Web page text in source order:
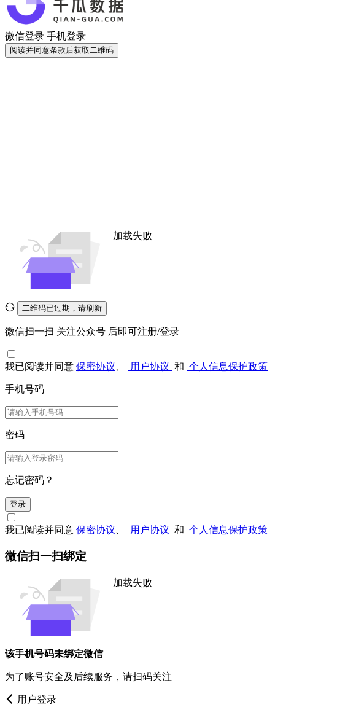
微信登录 手机登录
阅读并同意条款后获取二维码
加载失败
二维码已过期，请刷新
微信扫一扫 关注公众号 后即可注册/登录
我已阅读并同意 保密协议 用户协议 和 个人信息保护政策
手机号码
密码
忘记密码？
登录
我已阅读并同意 保密协议 用户协议 和 个人信息保护政策
微信扫一扫绑定
加载失败
该手机号码未绑定微信
为了账号安全及后续服务，请扫码关注
用户登录